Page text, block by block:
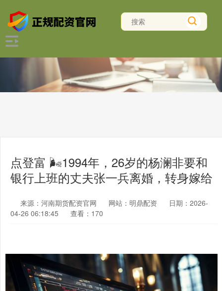
点登富 🌬1994年，26岁的杨澜非要和
银行上班的丈夫张一兵离婚，转身嫁给
来源：河南期货配资官网 网站：明鼎配资
日期：2026-
04-26 06:18:45
查看：170